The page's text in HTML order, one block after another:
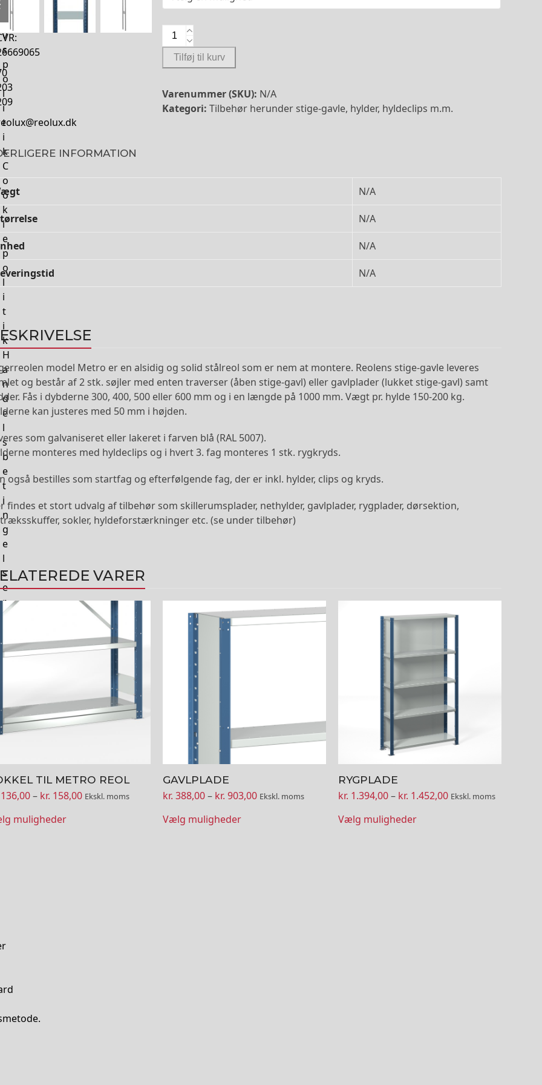
Stige-
gavle
antal
Tilføj til kurv
Varenummer (SKU): N/A
Kategori:Tilbehør herunder stige-gavle, hylder, hyldeclips m.m.
INFORMATION
N/A
N/A
N/A
N/A
model Metro er en alsidig og solid stålreol som er nem at montere. Reolens stige-gavle leveres
og består af 2 stk. søjler med enten traverser (åben stige-gavl) eller gavlplader (lukket stige-gavl) samt
Fås i dybderne 300, 400, 500 eller 600 mm og i en længde på 1000 mm. Vægt pr. hylde 150-200 kg.
kan justeres med 50 mm i højden.
som galvaniseret eller lakeret i farven blå (RAL 5007).
monteres med hyldeclips og i hvert 3. fag monteres 1 stk. rygkryds.
også bestilles som startfag og efterfølgende fag, der er inkl. hylder, clips og kryds.
findes et stort udvalg af tilbehør som skillerumsplader, nethylder, gavlplader, rygplader, dørsektion,
sokler, hyldeforstærkninger etc. (se under tilbehør)
VARER
TIL METRO REOL
136,00– kr. 158,00Prisinterval:
Ekskl. moms
muligheder
GAVLPLADE
kr. 388,00– kr. 903,00Prisinterval:
Ekskl. moms
Vælg muligheder
varianter.
Mulighederne
vælges
varesiden
RYGPLADE
kr. 1.394,00– kr. 1.452,00Prisinterval:
Ekskl. moms
Vælg muligheder
Mulighederne
varesiden
i
v
s
p
o
l
i
t
i
k
C
o
o
k
i
e
p
o
l
i
t
i
k
H
a
n
d
e
l
s
b
e
t
i
n
g
e
l
s
e
r